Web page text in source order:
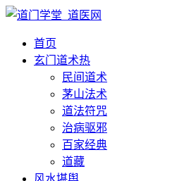
首页
玄门道术热
民间道术
茅山法术
道法符咒
治病驱邪
百家经典
道藏
风水堪舆